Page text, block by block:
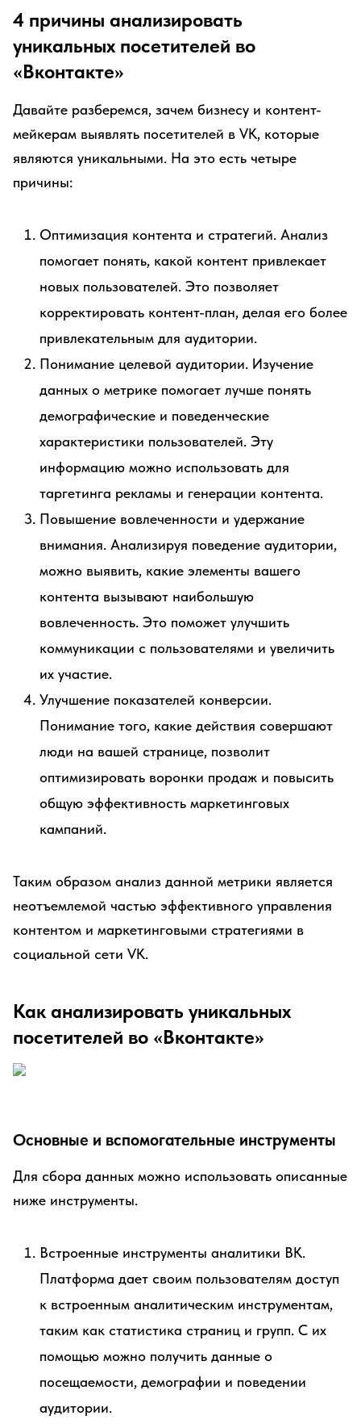
4 причины анализировать
уникальных посетителей во
«Вконтакте»
Давайте разберемся, зачем бизнесу и контент-
мейкерам выявлять посетителей в VK, которые
являются уникальными. На это есть четыре
причины:
Оптимизация контента и стратегий. Анализ
помогает понять, какой контент привлекает
новых пользователей. Это позволяет
корректировать контент-план, делая его более
привлекательным для аудитории.
Понимание целевой аудитории. Изучение
данных о метрике помогает лучше понять
демографические и поведенческие
характеристики пользователей. Эту
информацию можно использовать для
таргетинга рекламы и генерации контента.
Повышение вовлеченности и удержание
внимания. Анализируя поведение аудитории,
можно выявить, какие элементы вашего
контента вызывают наибольшую
вовлеченность. Это поможет улучшить
коммуникации с пользователями и увеличить
их участие.
Улучшение показателей конверсии.
Понимание того, какие действия совершают
люди на вашей странице, позволит
оптимизировать воронки продаж и повысить
общую эффективность маркетинговых
кампаний.
Таким образом анализ данной метрики является
неотъемлемой частью эффективного управления
контентом и маркетинговыми стратегиями в
социальной сети VK.
Как анализировать уникальных
посетителей во «Вконтакте»
Основные и вспомогательные инструменты
Для сбора данных можно использовать описанные
ниже инструменты.
Встроенные инструменты аналитики ВК.
Платформа дает своим пользователям доступ
к встроенным аналитическим инструментам,
таким как статистика страниц и групп. С их
помощью можно получить данные о
посещаемости, демографии и поведении
аудитории.